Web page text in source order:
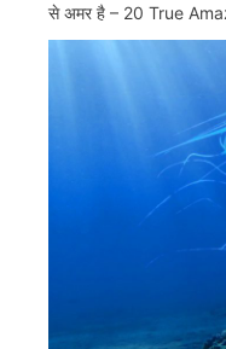
से अमर है – 20 True